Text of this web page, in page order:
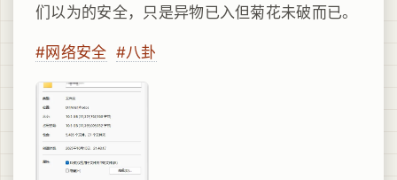
们以为的安全，只是异物已入但菊花未破而已。
#网络安全 #八卦